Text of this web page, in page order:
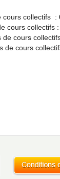
cours collectifs :
cours collectifs :
cours
de cours